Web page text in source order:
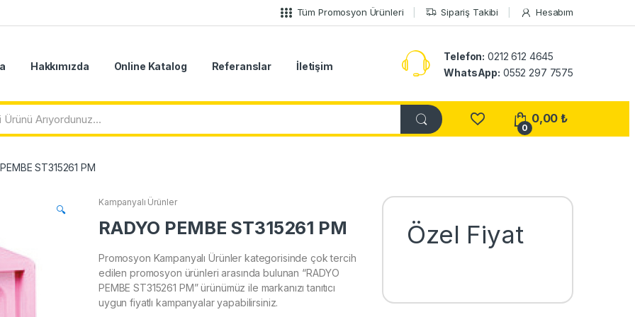
Tüm Promosyon Ürünleri Sipariş Takibi Hesabım
Hakkımızda Online Katalog Referanslar İletişim
Telefon: 0212 612 4645
WhatsApp: 0552 297 7575
0
0,00₺
ST315261 PM
🔍
Kampanyalı Ürünler
RADYO PEMBE ST315261 PM
Promosyon Kampanyalı Ürünler kategorisinde çok tercih
edilen promosyon ürünleri arasında bulunan “RADYO
PEMBE ST315261 PM” ürünümüz ile markanızı tanıtıcı
uygun fiyatlı kampanyalar yapabilirsiniz.
Özel Fiyat